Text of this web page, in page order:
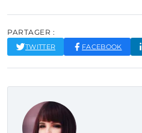
PARTAGER :
TWITTER FACEBOOK